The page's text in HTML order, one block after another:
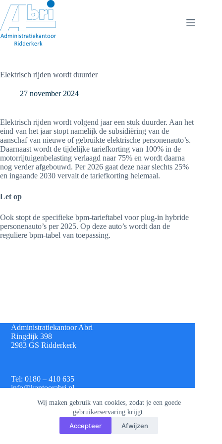
naar
de
inhoud
Wij maken gebruik van cookies, zodat je een goede
gebruikerservaring krijgt.
Accepteer Afwijzen
Elektrisch rijden wordt duurder
27 november 2024
Elektrisch rijden wordt volgend jaar een stuk duurder. Aan het
eind van het jaar stopt namelijk de subsidiëring van de
aanschaf van nieuwe of gebruikte elektrische personenauto’s.
Daarnaast wordt de tijdelijke tariefkorting van 100% in de
motorrijtuigenbelasting verlaagd naar 75% en wordt daarna
nog verder afgebouwd. Per 2026 gaat deze naar slechts 25%
en ingaande 2030 vervalt de tariefkorting helemaal.
Let op
Ook stopt de specifieke bpm-tarieftabel voor plug-in hybride
personenauto’s per 2025. Op deze auto’s wordt dan de
reguliere bpm-tabel van toepassing.
Administratiekantoor Abri
Ringdijk 398
2983 GS Ridderkerk
Tel: 0180 – 410 635
info@kantoorabri.nl
IBAN: NL 08 INGB 0693 4313 42